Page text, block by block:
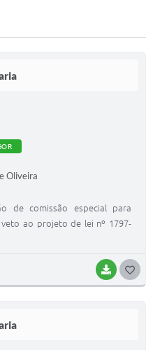
BAIXAR
Oliveira
de comissão especial para
ao projeto de lei nº 1797-